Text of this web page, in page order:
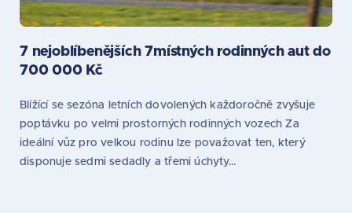
7 nejoblíbenějších 7místných rodinných aut do
700 000 Kč
Blížící se sezóna letních dovolených každoročně zvyšuje
poptávku po velmi prostorných rodinných vozech Za
ideální vůz pro velkou rodinu lze považovat ten, který
disponuje sedmi sedadly a třemi úchyty…